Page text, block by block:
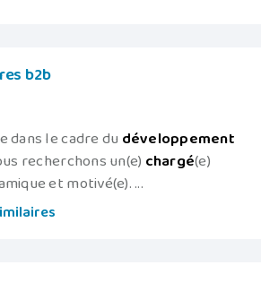
b2b
dans le cadre dudéveloppement
recherchons un(e) chargé(e)
et motivé(e). ...